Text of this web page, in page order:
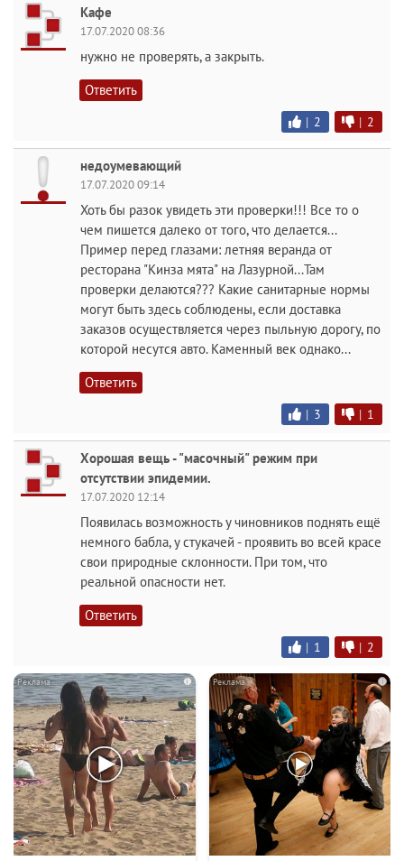
Кафе
17.07.2020 08:36
нужно не проверять, а закрыть.
Ответить
| 2 | 2
недоумевающий
17.07.2020 09:14
Хоть бы разок увидеть эти проверки!!! Все то о
чем пишется далеко от того, что делается...
Пример перед глазами: летняя веранда от
ресторана "Кинза мята" на Лазурной...Там
проверки делаются??? Какие санитарные нормы
могут быть здесь соблюдены, если доставка
заказов осуществляется через пыльную дорогу, по
которой несутся авто. Каменный век однако...
Ответить
| 3 | 1
Хорошая вещь - "масочный" режим при
отсутствии эпидемии.
17.07.2020 12:14
Появилась возможность у чиновников поднять ещё
немного бабла, у стукачей - проявить во всей красе
свои природные склонности. При том, что
реальной опасности нет.
Ответить
| 1 | 2
i i